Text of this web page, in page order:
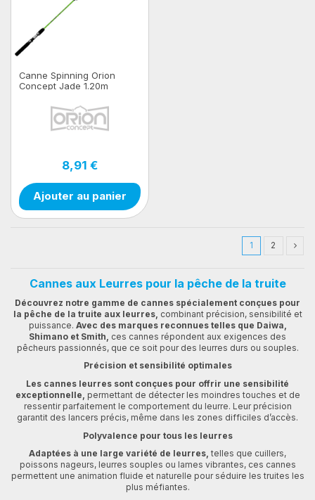
Canne Spinning Orion
Concept Jade 1.20m
8,91 €
Ajouter au panier
1 2
Cannes aux Leurres pour la pêche de la truite
Découvrez notre gamme de cannes spécialement conçues pour
la pêche de la truite aux leurres, combinant précision, sensibilité et
puissance. Avec des marques reconnues telles que Daiwa,
Shimano et Smith, ces cannes répondent aux exigences des
pêcheurs passionnés, que ce soit pour des leurres durs ou souples.
Précision et sensibilité optimales
Les cannes leurres sont conçues pour offrir une sensibilité
exceptionnelle, permettant de détecter les moindres touches et de
ressentir parfaitement le comportement du leurre. Leur précision
garantit des lancers précis, même dans les zones difficiles d’accès.
Polyvalence pour tous les leurres
Adaptées à une large variété de leurres, telles que cuillers,
poissons nageurs, leurres souples ou lames vibrantes, ces cannes
permettent une animation fluide et naturelle pour séduire les truites les
plus méfiantes.